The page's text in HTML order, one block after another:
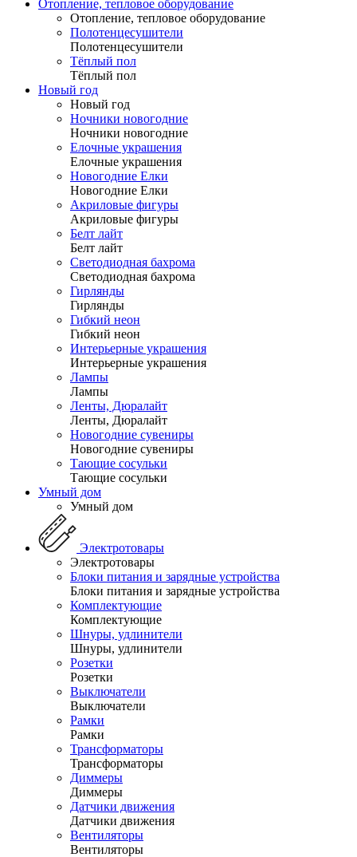
Отопление, тепловое оборудование
Отопление, тепловое оборудование
Полотенцесушители
Полотенцесушители
Тёплый пол
Тёплый пол
Новый год
Новый год
Ночники новогодние
Ночники новогодние
Елочные украшения
Елочные украшения
Новогодние Елки
Новогодние Елки
Акриловые фигуры
Акриловые фигуры
Белт лайт
Белт лайт
Светодиодная бахрома
Светодиодная бахрома
Гирлянды
Гирлянды
Гибкий неон
Гибкий неон
Интерьерные украшения
Интерьерные украшения
Лампы
Лампы
Ленты, Дюралайт
Ленты, Дюралайт
Новогодние сувениры
Новогодние сувениры
Тающие сосульки
Тающие сосульки
Умный дом
Умный дом
Электротовары
Электротовары
Блоки питания и зарядные устройства
Блоки питания и зарядные устройства
Комплектующие
Комплектующие
Шнуры, удлинители
Шнуры, удлинители
Розетки
Розетки
Выключатели
Выключатели
Рамки
Рамки
Трансформаторы
Трансформаторы
Диммеры
Диммеры
Датчики движения
Датчики движения
Вентиляторы
Вентиляторы